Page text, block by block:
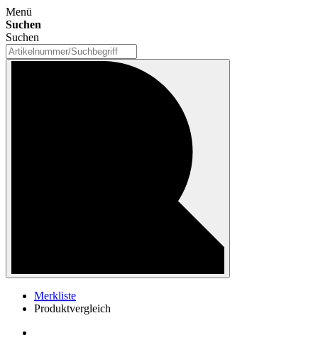
Menü
Suchen
Suchen
Merkliste
Produktvergleich